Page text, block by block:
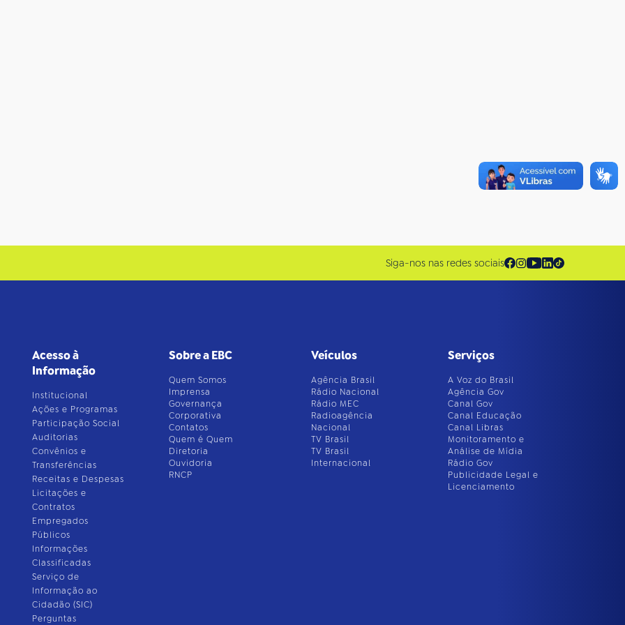
Siga-nos nas redes sociais
Acesso à
Informação
Institucional
Ações e Programas
Participação Social
Auditorias
Convênios e
Transferências
Receitas e Despesas
Licitações e
Contratos
Empregados
Públicos
Informações
Classificadas
Serviço de
Informação ao
Cidadão (SIC)
Perguntas
Sobre a EBC
Quem Somos
Imprensa
Governança
Corporativa
Contatos
Quem é Quem
Diretoria
Ouvidoria
RNCP
Veículos
Agência Brasil
Rádio Nacional
Rádio MEC
Radioagência
Nacional
TV Brasil
TV Brasil
Internacional
Serviços
A Voz do Brasil
Agência Gov
Canal Gov
Canal Educação
Canal Libras
Monitoramento e
Análise de Mídia
Rádio Gov
Publicidade Legal e
Licenciamento